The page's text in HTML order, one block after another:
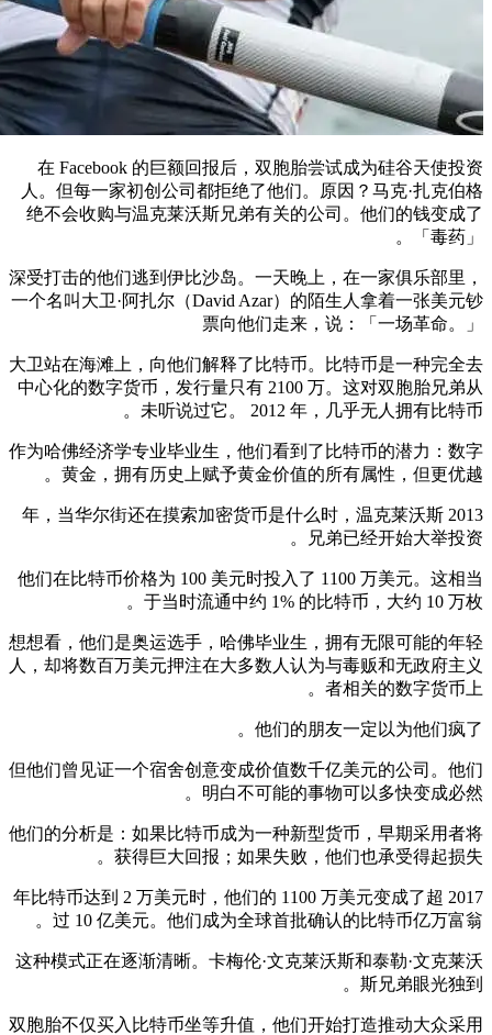
在 Facebook 的巨额回报后，双胞胎尝试成为硅谷天使投资
人。但每一家初创公司都拒绝了他们。原因？马克·扎克伯格
绝不会收购与温克莱沃斯兄弟有关的公司。他们的钱变成了
「毒药」。
深受打击的他们逃到伊比沙岛。一天晚上，在一家俱乐部里，
一个名叫大卫·阿扎尔（David Azar）的陌生人拿着一张美元钞
票向他们走来，说：「一场革命。」
大卫站在海滩上，向他们解释了比特币。比特币是一种完全去
中心化的数字货币，发行量只有 2100 万。这对双胞胎兄弟从
未听说过它。 2012 年，几乎无人拥有比特币。
作为哈佛经济学专业毕业生，他们看到了比特币的潜力：数字
黄金，拥有历史上赋予黄金价值的所有属性，但更优越。
2013 年，当华尔街还在摸索加密货币是什么时，温克莱沃斯
兄弟已经开始大举投资。
他们在比特币价格为 100 美元时投入了 1100 万美元。这相当
于当时流通中约 1% 的比特币，大约 10 万枚。
想想看，他们是奥运选手，哈佛毕业生，拥有无限可能的年轻
人，却将数百万美元押注在大多数人认为与毒贩和无政府主义
者相关的数字货币上。
他们的朋友一定以为他们疯了。
但他们曾见证一个宿舍创意变成价值数千亿美元的公司。他们
明白不可能的事物可以多快变成必然。
他们的分析是：如果比特币成为一种新型货币，早期采用者将
获得巨大回报；如果失败，他们也承受得起损失。
2017 年比特币达到 2 万美元时，他们的 1100 万美元变成了超
过 10 亿美元。他们成为全球首批确认的比特币亿万富翁。
这种模式正在逐渐清晰。卡梅伦·文克莱沃斯和泰勒·文克莱沃
斯兄弟眼光独到。
双胞胎不仅买入比特币坐等升值，他们开始打造推动大众采用